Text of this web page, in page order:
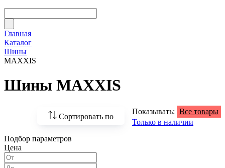
Главная
Каталог
Шины
MAXXIS
Шины MAXXIS
Сортировать по
По возрастанию
Показывать: Все товары
Только в наличии
Подбор параметров
Цена